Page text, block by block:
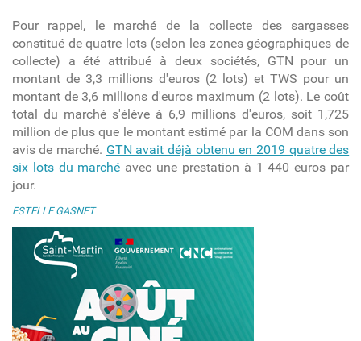
Pour rappel, le marché de la collecte des sargasses
constitué de quatre lots (selon les zones géographiques de
collecte) a été attribué à deux sociétés, GTN pour un
montant de 3,3 millions d'euros (2 lots) et TWS pour un
montant de 3,6 millions d'euros maximum (2 lots). Le coût
total du marché s'élève à 6,9 millions d'euros, soit 1,725
million de plus que le montant estimé par la COM dans son
avis de marché. GTN avait déjà obtenu en 2019 quatre des
six lots du marché avec une prestation à 1 440 euros par
jour.
ESTELLE GASNET